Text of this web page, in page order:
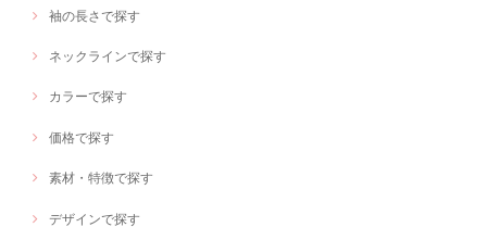
袖の長さで探す
ネックラインで探す
カラーで探す
価格で探す
素材・特徴で探す
デザインで探す